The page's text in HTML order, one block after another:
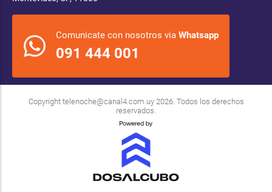
Comunicate con nosotros via Whatsapp
091 444 001
Copyright telenoche@canal4.com.uy2026. Todos los derechos
reservados.